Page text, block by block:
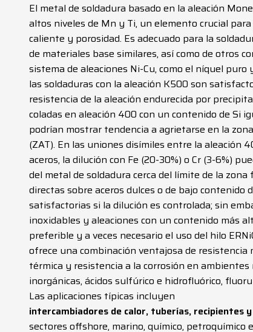
El metal de soldadura basado en la aleación
altos niveles de Mn y Ti, un elemento crucial
caliente y porosidad. Es adecuado para la
de materiales base similares, así como de otros
sistema de aleaciones Ni-Cu, como el níquel
las soldaduras con la aleación K500 son
resistencia de la aleación endurecida por
coladas en aleación 400 con un contenido de Si
podrían mostrar tendencia a agrietarse en la
(ZAT). En las uniones disímiles entre la aleación
aceros, la dilución con Fe (20-30%) o Cr (3-6%)
del metal de soldadura cerca del límite de la zona
directas sobre aceros dulces o de bajo contenido
satisfactorias si la dilución es controlada; sin
inoxidables y aleaciones con un contenido más
preferible y a veces necesario el uso del hilo
ofrece una combinación ventajosa de resistencia
térmica y resistencia a la corrosión en ambientes
inorgánicas, ácidos sulfúrico e hidrofluórico,
Las aplicaciones típicas incluyen
intercambiadores de calor, tuberías, recipientes
sectores offshore, marino, químico, petroquímico